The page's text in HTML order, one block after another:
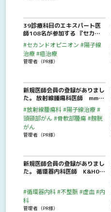
39診療科目のエキスパート医
師108名が参加する 『セカン
ドオピニオンドクターズ』に病
院向け登録機能を追加 セカン
ドオピニオン外来の広報と集患
支援を強化
#セカンドオピニオン #陽子線
治療#癌治療
管理者（PR様）
新規医師会員の登録がありまし
た。 放射線腫瘍科医師 mmm
mmaさんが新規医師会員に登
録されました。
#放射線腫瘍科#陽子線治療#
頭頸部がん #骨軟部腫瘍#膀胱
がん
管理者（PR様）
新規医師会員の登録がありまし
た。 循環器内科医師 K&H05
#循環器内科#不整脈#虚血 #内
科
管理者（PR様）